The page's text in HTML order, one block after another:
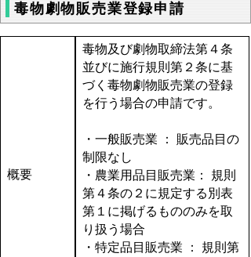
毒物劇物販売業登録申請
概要
毒物及び劇物取締法第４条
並びに施行規則第２条に基
づく毒物劇物販売業の登録
を行う場合の申請です。
・一般販売業 ： 販売品目の
制限なし
・農業用品目販売業： 規則
第４条の２に規定する別表
第１に掲げるもののみを取
り扱う場合
・特定品目販売業 ： 規則第